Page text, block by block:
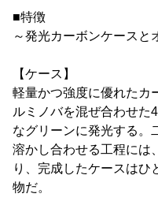
■特徴
～発光カーボンケースと
【ケース】
軽量かつ強度に優れたカ
ルミノバを混ぜ合わせた
なグリーンに発光する。
溶かし合わせる工程には
り、完成したケースはひ
物だ。